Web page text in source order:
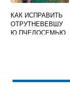
КАК ИСПРАВИТЬ
ОТРУТНЕВЕВШУ
Ю ПЧЕЛОСЕМЬЮ